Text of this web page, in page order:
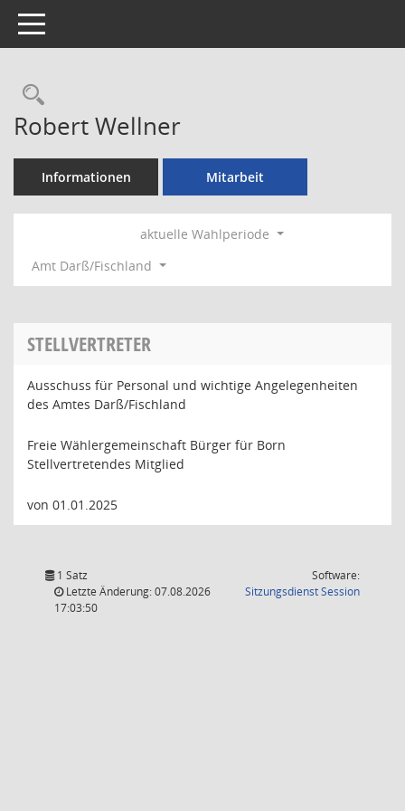
Toggle navigation
Rechercheauswahl
Robert Wellner
Informationen Mitarbeit
aktuelle Wahlperiode
Amt Darß/Fischland
STELLVERTRETER
Ausschuss für Personal und wichtige Angelegenheiten
des Amtes Darß/Fischland
Freie Wählergemeinschaft Bürger für Born
Stellvertretendes Mitglied
von 01.01.2025
1 Satz
Letzte Änderung: 07.08.2026
17:03:50
Software:
SitzungsdienstSession(Wird in